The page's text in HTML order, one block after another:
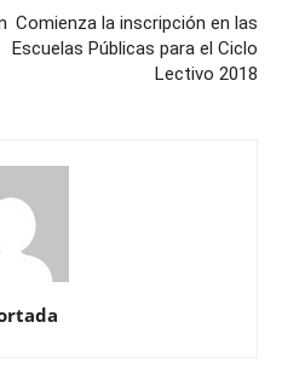
Comienza la inscripción en las
Escuelas Públicas para el Ciclo
Lectivo 2018